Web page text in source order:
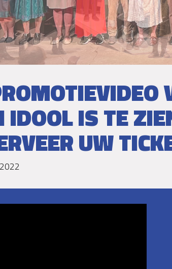
IDOOL IS TE
UW